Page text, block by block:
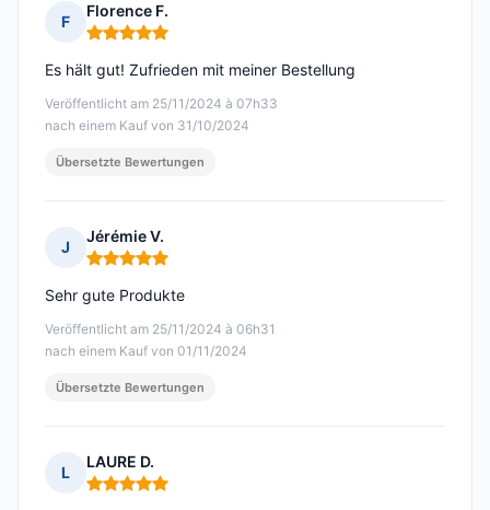
F
Florence F.
Hinweis: 5 von 5
Veröffentlicht am 25/11/2024 à 07h33
nach einem Kauf von 31/10/2024
Es hält gut! Zufrieden mit meiner Bestellung
Übersetzte Bewertungen
J
Jérémie V.
Hinweis: 5 von 5
Veröffentlicht am 25/11/2024 à 06h31
nach einem Kauf von 01/11/2024
Sehr gute Produkte
Übersetzte Bewertungen
L
LAURE D.
Hinweis: 5 von 5